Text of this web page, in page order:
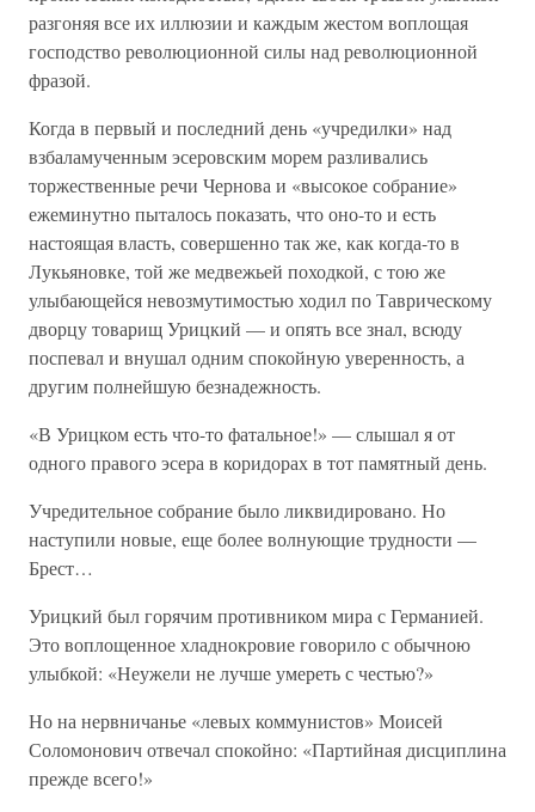
разгоняя все их иллюзии и каждым жестом воплощая
господство революционной силы над революционной
фразой.
Когда в первый и последний день «учредилки» над
взбаламученным эсеровским морем разливались
торжественные речи Чернова и «высокое собрание»
ежеминутно пыталось показать, что оно-то и есть
настоящая власть, совершенно так же, как когда-то в
Лукьяновке, той же медвежьей походкой, с тою же
улыбающейся невозмутимостью ходил по Таврическому
дворцу товарищ Урицкий — и опять все знал, всюду
поспевал и внушал одним спокойную уверенность, а
другим полнейшую безнадежность.
«В Урицком есть что-то фатальное!» — слышал я от
одного правого эсера в коридорах в тот памятный день.
Учредительное собрание было ликвидировано. Но
наступили новые, еще более волнующие трудности —
Брест…
Урицкий был горячим противником мира с Германией.
Это воплощенное хладнокровие говорило с обычною
улыбкой: «Неужели не лучше умереть с честью?»
Но на нервничанье «левых коммунистов» Моисей
Соломонович отвечал спокойно: «Партийная дисциплина
прежде всего!»